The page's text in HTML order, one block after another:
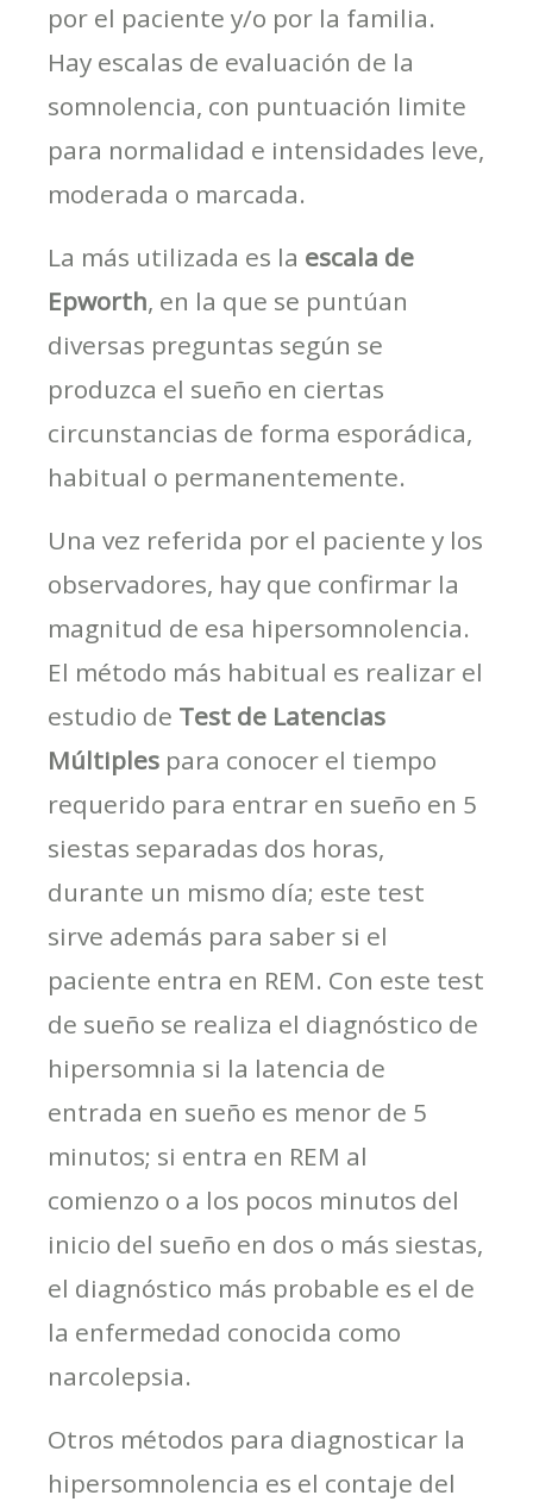
por el paciente y/o por la familia.
Hay escalas de evaluación de la
somnolencia, con puntuación limite
para normalidad e intensidades leve,
moderada o marcada.
La más utilizada es la escala de
Epworth, en la que se puntúan
diversas preguntas según se
produzca el sueño en ciertas
circunstancias de forma esporádica,
habitual o permanentemente.
Una vez referida por el paciente y los
observadores, hay que confirmar la
magnitud de esa hipersomnolencia.
El método más habitual es realizar el
estudio de Test de Latencias
Múltiples para conocer el tiempo
requerido para entrar en sueño en 5
siestas separadas dos horas,
durante un mismo día; este test
sirve además para saber si el
paciente entra en REM. Con este test
de sueño se realiza el diagnóstico de
hipersomnia si la latencia de
entrada en sueño es menor de 5
minutos; si entra en REM al
comienzo o a los pocos minutos del
inicio del sueño en dos o más siestas,
el diagnóstico más probable es el de
la enfermedad conocida como
narcolepsia.
Otros métodos para diagnosticar la
hipersomnolencia es el contaje del